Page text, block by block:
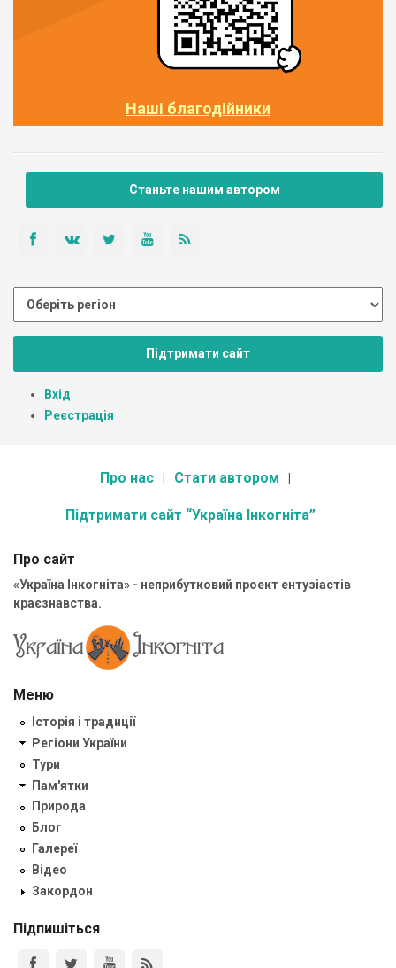
Наші благодійники
Станьте нашим автором
Підтримати сайт
Вхід
Реєстрація
Про нас Стати автором
Підтримати сайт “Україна Інкогніта”
Про сайт
«Україна Інкогніта» - неприбутковий проект ентузіастів
краєзнавства.
Меню
Історія і традиції
Регіони України
Тури
Пам'ятки
Природа
Блог
Галереї
Відео
Закордон
Підпишіться